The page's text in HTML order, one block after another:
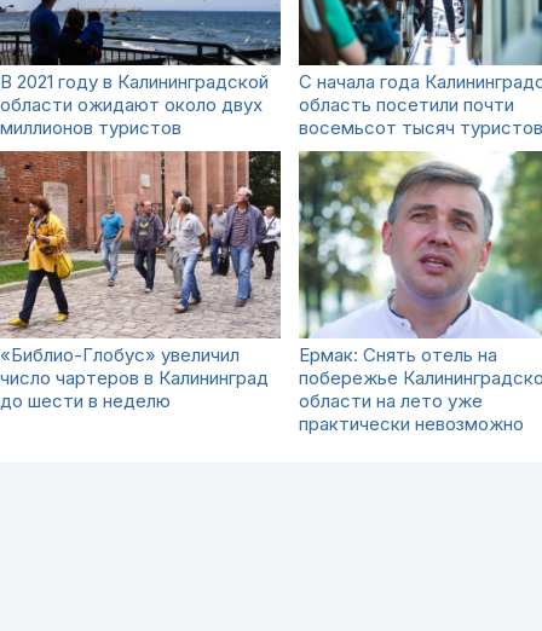
В 2021 году в Калининградской
области ожидают около двух
миллионов туристов
С начала года
область посетили почти
восемьсот тысяч туристов
«Библио-Глобус» увеличил
число чартеров в Калининград
до шести в неделю
Ермак: Снять отель на
побережье
области на лето уже
практически невозможно